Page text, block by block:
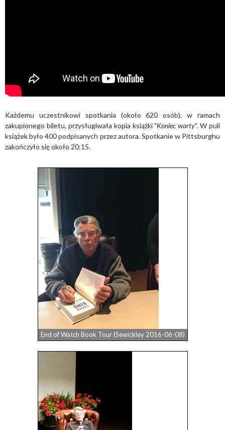
Każdemu uczestnikowi spotkania (około 620 osób), w ramach
zakupionego biletu, przysługiwała kopia książki "Koniec warty". W puli
książek było 400 podpisanych przez autora. Spotkanie w Pittsburghu
zakończyło się około 20:15.
End of Watch Book Tour (Sewickley 2016-06-08)